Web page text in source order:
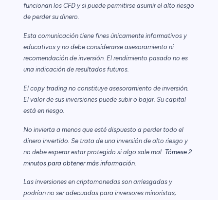
funcionan los CFD y si puede permitirse asumir el alto riesgo
de perder su dinero.
Esta comunicación tiene fines únicamente informativos y
educativos y no debe considerarse asesoramiento ni
recomendación de inversión. El rendimiento pasado no es
una indicación de resultados futuros.
El copy trading no constituye asesoramiento de inversión.
El valor de sus inversiones puede subir o bajar. Su capital
está en riesgo.
No invierta a menos que esté dispuesto a perder todo el
dinero invertido. Se trata de una inversión de alto riesgo y
no debe esperar estar protegido si algo sale mal. Tómese 2
minutos para obtener más información.
Las inversiones en criptomonedas son arriesgadas y
podrían no ser adecuadas para inversores minoristas;